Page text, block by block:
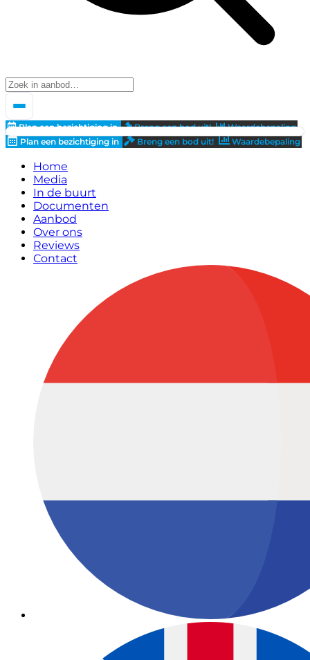
Plan een bezichtiging in Breng een bod uit!
Waardebepaling
Plan een bezichtiging in
Breng een bod uit! Waardebepaling
Home
Media
In de buurt
Documenten
Aanbod
Over ons
Reviews
Contact